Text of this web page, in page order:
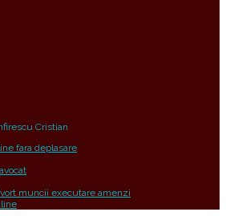
Cristian
fara deplasare
muncii executare amenzi